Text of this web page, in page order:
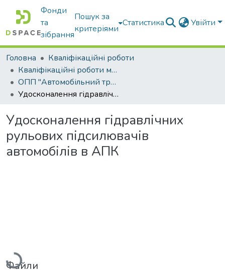
Фонди
та
зібрання
Пошук за
критеріями
Статистика Увійти
Головна
Кваліфікаційні роботи
Кваліфікаційні роботи магістрів
ОПП "Автомобільний транспорт"
Удосконалення гідравлічних рульових підсилювачів автомобілів в АПК
Удосконалення гідравлічних
рульових підсилювачів
автомобілів в АПК
Вантажиться...
Файли